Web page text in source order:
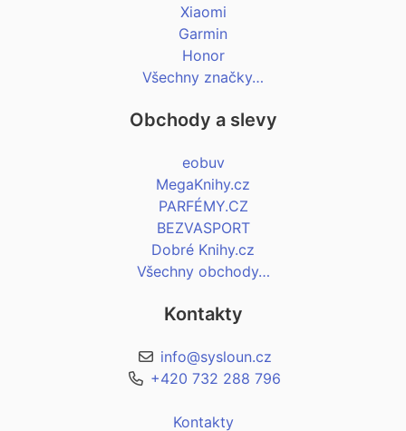
Xiaomi
Garmin
Honor
Všechny značky…
Obchody a slevy
eobuv
MegaKnihy.cz
PARFÉMY.CZ
BEZVASPORT
Dobré Knihy.cz
Všechny obchody…
Kontakty
info@sysloun.cz
+420 732 288 796
Kontakty